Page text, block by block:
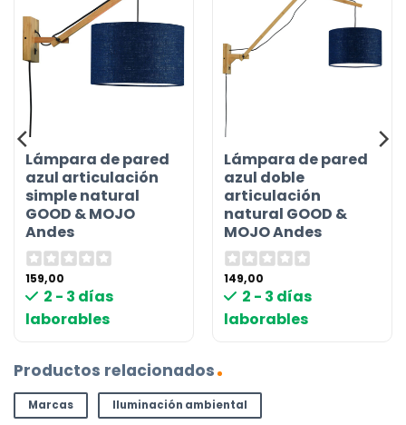
Lámpara de pared
azul articulación
simple natural
GOOD & MOJO
Andes
159,00
2 - 3 días
laborables
Lámpara de pared
azul doble
articulación
natural GOOD &
MOJO Andes
149,00
2 - 3 días
laborables
Productos relacionados
Marcas Iluminación ambiental